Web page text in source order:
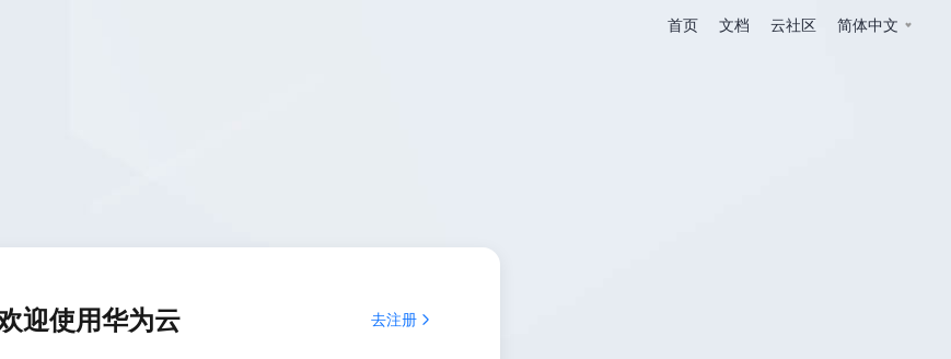
首页 文档 云社区 简体中文
迎使用华为云 去注册